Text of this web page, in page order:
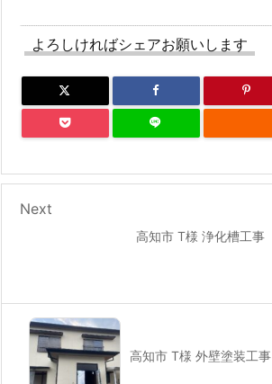
よろしければシェアお願いします
高知市 T様 浄化槽工事
Next
高知市 T様 外壁塗装工事